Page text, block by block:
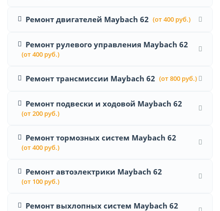
Ремонт двигателей Maybach 62 (от 400 руб.)
Ремонт рулевого управления Maybach 62
(от 400 руб.)
Ремонт трансмиссии Maybach 62 (от 800 руб.)
Ремонт подвески и ходовой Maybach 62
(от 200 руб.)
Ремонт тормозных систем Maybach 62
(от 400 руб.)
Ремонт автоэлектрики Maybach 62
(от 100 руб.)
Ремонт выхлопных систем Maybach 62